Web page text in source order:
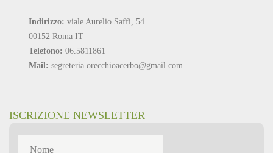
Indirizzo: viale Aurelio Saffi, 54
00152 Roma IT
Telefono: 06.5811861
Mail: segreteria.orecchioacerbo@gmail.com
ISCRIZIONE NEWSLETTER